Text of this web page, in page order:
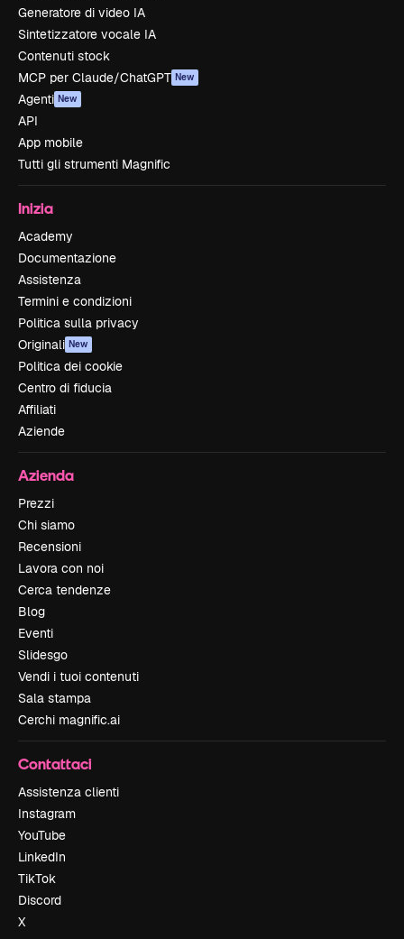
Generatore di video IA
Sintetizzatore vocale IA
Contenuti stock
MCP per Claude/ChatGPT New
Agenti New
API
App mobile
Tutti gli strumenti Magnific
Inizia
Academy
Documentazione
Assistenza
Termini e condizioni
Politica sulla privacy
Originali New
Politica dei cookie
Centro di fiducia
Affiliati
Aziende
Azienda
Prezzi
Chi siamo
Recensioni
Lavora con noi
Cerca tendenze
Blog
Eventi
Slidesgo
Vendi i tuoi contenuti
Sala stampa
Cerchi magnific.ai
Contattaci
Assistenza clienti
Instagram
YouTube
LinkedIn
TikTok
Discord
X